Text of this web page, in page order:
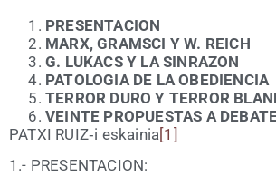
PRESENTACION
MARX, GRAMSCI Y W. REICH
G. LUKACS Y LA SINRAZON
PATOLOGIA DE LA OBEDIENCIA
TERROR DURO Y TERROR
VEINTE PROPUESTAS A
PATXI RUIZ‑i eskai­nia[1]
1.- PRESENTACION: